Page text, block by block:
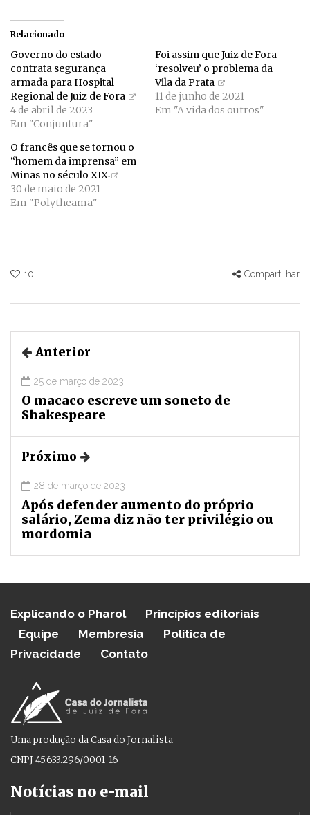
Relacionado
Governo do estado
contrata segurança
armada para Hospital
Regional de Juiz de Fora
4 de abril de 2023
Em "Conjuntura"
Foi assim que Juiz de Fora
‘resolveu’ o problema da
Vila da Prata
11 de junho de 2021
Em "A vida dos outros"
O francês que se tornou o
“homem da imprensa” em
Minas no século XIX
30 de maio de 2021
Em "Polytheama"
10 Compartilhar
Anterior
25 de março de 2023
O macaco escreve um soneto de
Shakespeare
Próximo
28 de março de 2023
Após defender aumento do próprio
salário, Zema diz não ter privilégio ou
mordomia
Explicando o Pharol
Princípios editoriais
Equipe
Membresia
Política de
Privacidade
Contato
Uma produção da Casa do Jornalista
CNPJ 45.633.296/0001-16
Notícias no e-mail